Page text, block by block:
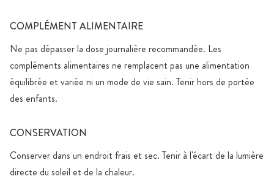
COMPLÉMENT ALIMENTAIRE
Ne pas dépasser la dose journalière recommandée. Les
compléments alimentaires ne remplacent pas une alimentation
équilibrée et variée ni un mode de vie sain. Tenir hors de portée
des enfants.
CONSERVATION
Conserver dans un endroit frais et sec. Tenir à l'écart de la lumière
directe du soleil et de la chaleur.